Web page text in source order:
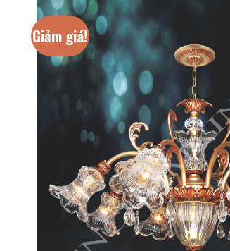
Giảm giá!